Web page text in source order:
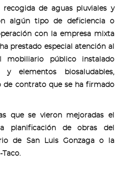
de aguas pluviales y
algún tipo de deficiencia o
con la empresa mixta
prestado especial atención al
mobiliario público instalado
y elementos biosaludables,
de contrato que se ha firmado
que se vieron mejoradas el
planificación de obras del
de San Luis Gonzaga o la